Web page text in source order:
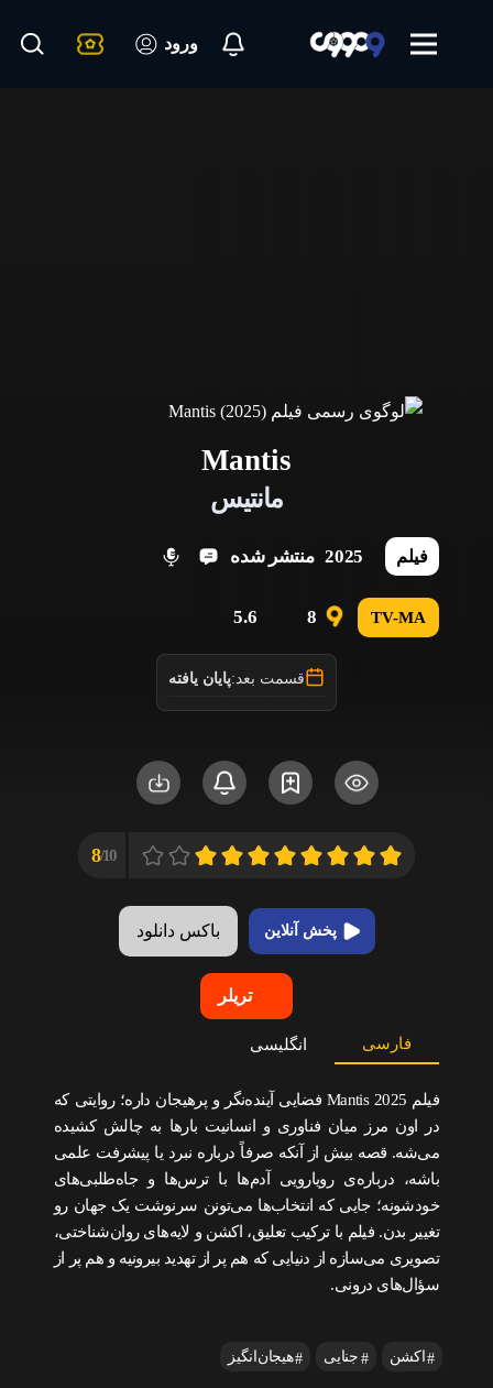
ورود
Mantis
مانتیس
فیلم 2025 منتشر شده
TV-MA
8
5.6
قسمت بعد:پایان یافته
10/
8
پخش آنلاین باکس دانلود
تریلر
فارسی انگلیسی
فیلم Mantis 2025 فضایی آینده‌نگر و پرهیجان داره؛ روایتی که
در اون مرز میان فناوری و انسانیت بارها به چالش کشیده
می‌شه. قصه بیش از آنکه صرفاً درباره نبرد یا پیشرفت علمی
باشه، درباره‌ی رویارویی آدم‌ها با ترس‌ها و جاه‌طلبی‌های
خودشونه؛ جایی که انتخاب‌ها می‌تونن سرنوشت یک جهان رو
تغییر بدن. فیلم با ترکیب تعلیق، اکشن و لایه‌های روان‌شناختی،
تصویری می‌سازه از دنیایی که هم پر از تهدید بیرونیه و هم پر از
سؤال‌های درونی.
اکشن جنایی هیجان‌انگیز